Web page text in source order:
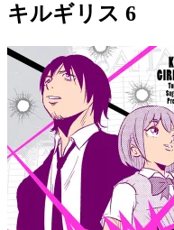
キルギリス 6